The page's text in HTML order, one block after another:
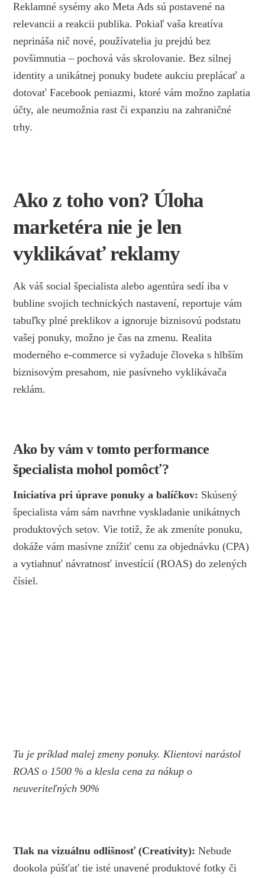
Reklamné sysémy ako Meta Ads sú postavené na
relevancii a reakcii publika. Pokiaľ vaša kreatíva
neprináša nič nové, používatelia ju prejdú bez
povšimnutia – pochová vás skrolovanie. Bez silnej
identity a unikátnej ponuky budete aukciu preplácať a
dotovať Facebook peniazmi, ktoré vám možno zaplatia
účty, ale neumožnia rast či expanziu na zahraničné
trhy.
Ako z toho von? Úloha
marketéra nie je len
vyklikávať reklamy
Ak váš social špecialista alebo agentúra sedí iba v
bubline svojich technických nastavení, reportuje vám
tabuľky plné preklikov a ignoruje biznisovú podstatu
vašej ponuky, možno je čas na zmenu. Realita
moderného e-commerce si vyžaduje človeka s hlbším
biznisovým presahom, nie pasívneho vyklikávača
reklám.
Ako by vám v tomto performance
špecialista mohol pomôcť?
Iniciatíva pri úprave ponuky a balíčkov: Skúsený
špecialista vám sám navrhne vyskladanie unikátnych
produktových setov. Vie totiž, že ak zmeníte ponuku,
dokáže vám masívne znížiť cenu za objednávku (CPA)
a vytiahnuť návratnosť investícií (ROAS) do zelených
čísiel.
Tu je príklad malej zmeny ponuky. Klientovi narástol
ROAS o 1500 % a klesla cena za nákup o
neuveriteľných 90%
Tlak na vizuálnu odlišnosť (Creativity): Nebude
dookola púšťať tie isté unavené produktové fotky či